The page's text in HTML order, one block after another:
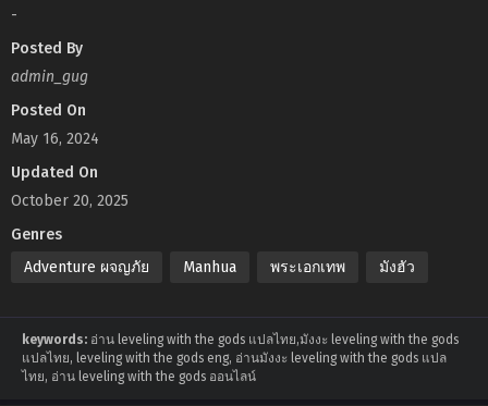
-
Posted By
admin_gug
Posted On
May 16, 2024
Updated On
October 20, 2025
Genres
Adventure ผจญภัย
Manhua พระเอกเทพ มังฮัว
keywords: อ่าน leveling with the gods แปลไทย,มังงะ leveling with the gods
แปลไทย, leveling with the gods eng, อ่านมังงะ leveling with the gods แปล
ไทย, อ่าน leveling with the gods ออนไลน์